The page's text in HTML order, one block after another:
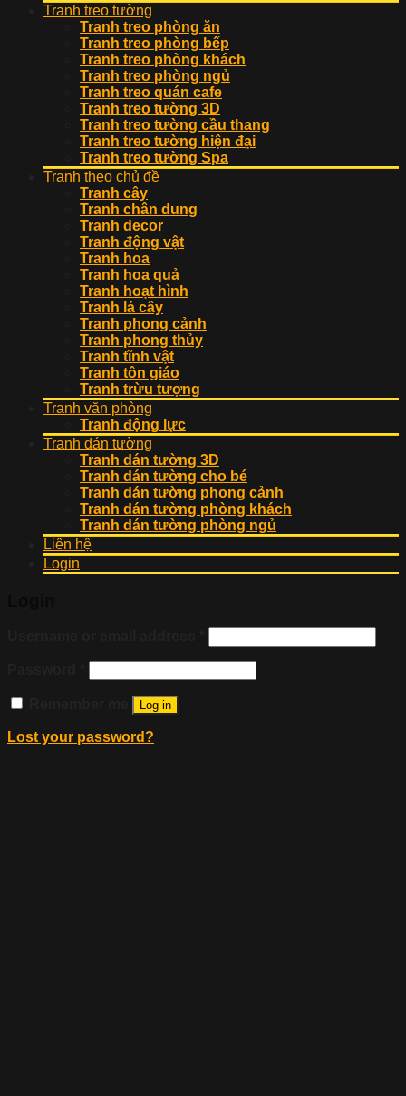
Tranh treo tường
Tranh treo phòng ăn
Tranh treo phòng bếp
Tranh treo phòng khách
Tranh treo phòng ngủ
Tranh treo quán cafe
Tranh treo tường 3D
Tranh treo tường cầu thang
Tranh treo tường hiện đại
Tranh treo tường Spa
Tranh theo chủ đề
Tranh cây
Tranh chân dung
Tranh decor
Tranh động vật
Tranh hoa
Tranh hoa quả
Tranh hoạt hình
Tranh lá cây
Tranh phong cảnh
Tranh phong thủy
Tranh tĩnh vật
Tranh tôn giáo
Tranh trừu tượng
Tranh văn phòng
Tranh động lực
Tranh dán tường
Tranh dán tường 3D
Tranh dán tường cho bé
Tranh dán tường phong cảnh
Tranh dán tường phòng khách
Tranh dán tường phòng ngủ
Liên hệ
Login
Log in
Lost your password?